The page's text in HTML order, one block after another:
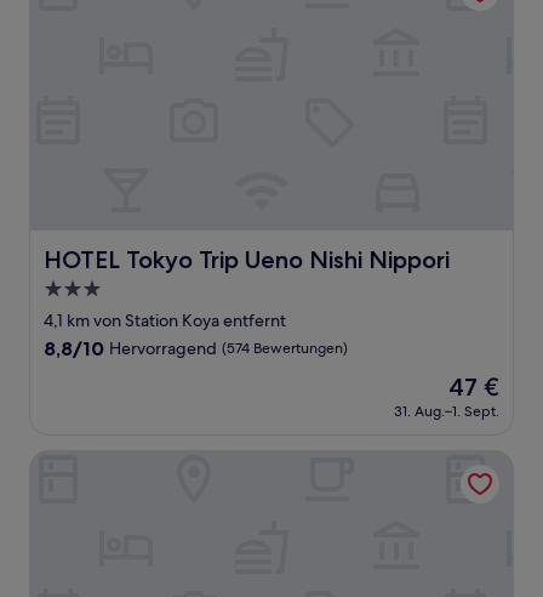
HOTEL Tokyo Trip Ueno Nishi Nippori
HOTEL Tokyo Trip Ueno Nishi Nippori
3.0-
Sterne-
Unterkunft
4,1 km von Station Koya entfernt
8.8
Bewertungen)
8,8/10 Hervorragend (574 Bewertungen)
Der
Preis
beträgt
47 €
31. Aug.–1. Sept.